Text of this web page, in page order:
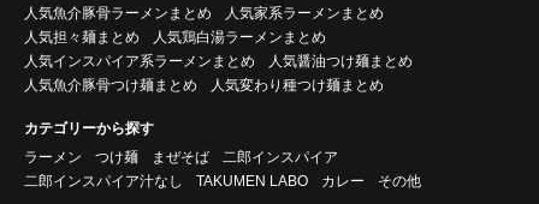
人気魚介豚骨ラーメンまとめ
人気家系ラーメンまとめ
人気担々麺まとめ
人気鶏白湯ラーメンまとめ
人気インスパイア系ラーメンまとめ
人気醤油つけ麺まとめ
人気魚介豚骨つけ麺まとめ
人気変わり種つけ麺まとめ
カテゴリーから探す
ラーメン
つけ麺 まぜそば
二郎インスパイア
二郎インスパイア汁なし
TAKUMEN LABO カレー その他